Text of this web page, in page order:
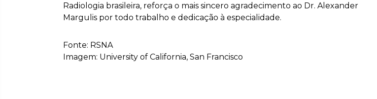
Radiologia brasileira, reforça o mais sincero agradecimento ao Dr. Alexander
Margulis por todo trabalho e dedicação à especialidade.
Fonte: RSNA
Imagem: University of California, San Francisco